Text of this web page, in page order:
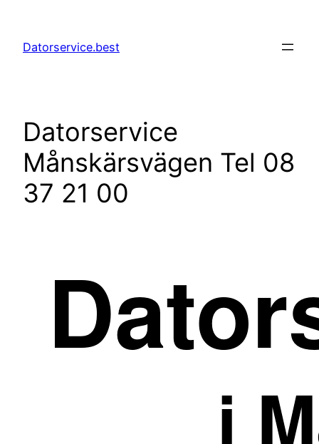
innehåll
Datorservice.best
Datorservice
Månskärsvägen Tel 08
37 21 00